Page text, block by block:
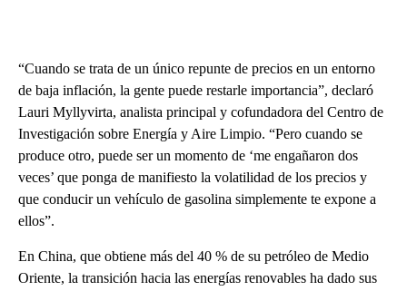
“Cuando se trata de un único repunte de precios en un entorno
de baja inflación, la gente puede restarle importancia”, declaró
Lauri Myllyvirta, analista principal y cofundadora del Centro de
Investigación sobre Energía y Aire Limpio. “Pero cuando se
produce otro, puede ser un momento de ‘me engañaron dos
veces’ que ponga de manifiesto la volatilidad de los precios y
que conducir un vehículo de gasolina simplemente te expone a
ellos”.
En China, que obtiene más del 40 % de su petróleo de Medio
Oriente, la transición hacia las energías renovables ha dado sus